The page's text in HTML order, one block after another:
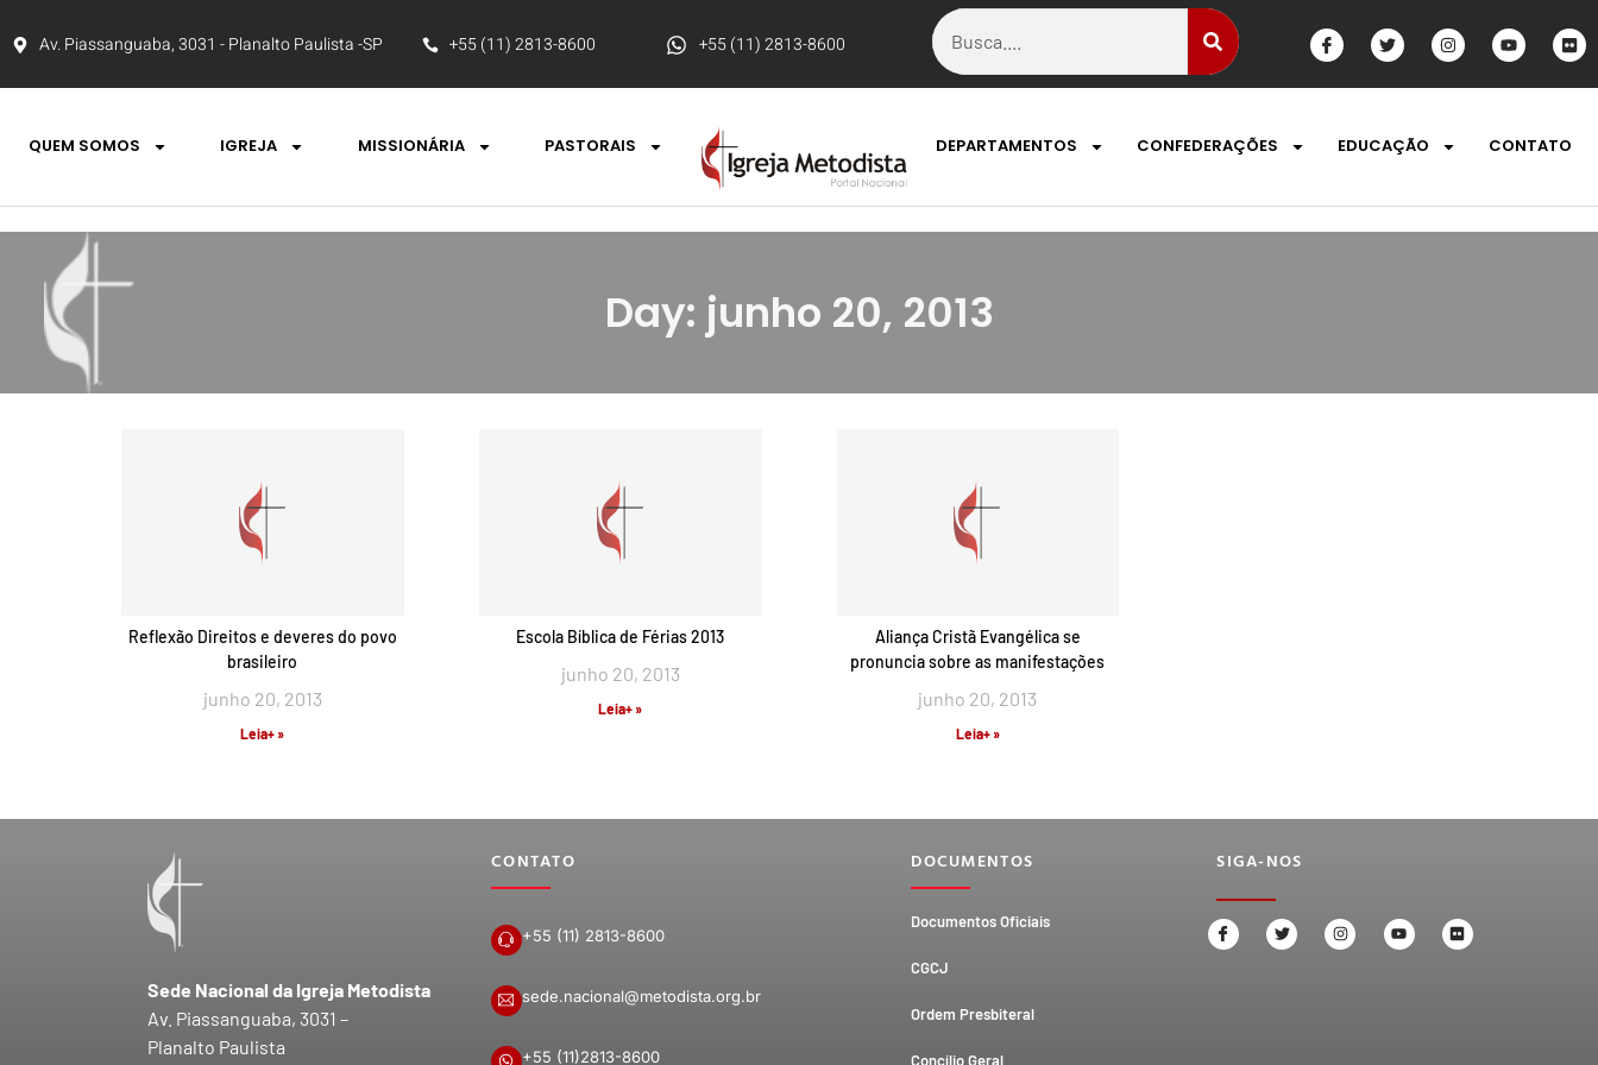
Av. Piassanguaba, 3031 - Planalto Paulista -SP +55 (11) 2813-8600 +55 (11) 2813-8600
QUEM SOMOS IGREJA MISSIONÁRIA PASTORAIS DEPARTAMENTOS CONFEDERAÇÕES EDUCAÇÃO CONTATO
Day: junho 20, 2013
Reflexão Direitos e deveres do povo
brasileiro
junho 20, 2013
Leia+ »
Escola Bíblica de Férias 2013
junho 20, 2013
Leia+ »
Aliança Cristã Evangélica se
pronuncia sobre as manifestações
junho 20, 2013
Leia+ »
Sede Nacional da Igreja Metodista
Av. Piassanguaba, 3031 –
Planalto Paulista
CONTATO
+55 (11) 2813-8600
sede.nacional@metodista.org.br
+55 (11)2813-8600
DOCUMENTOS
Documentos Oficiais
CGCJ
Ordem Presbiteral
Concílio Geral
SIGA-NOS